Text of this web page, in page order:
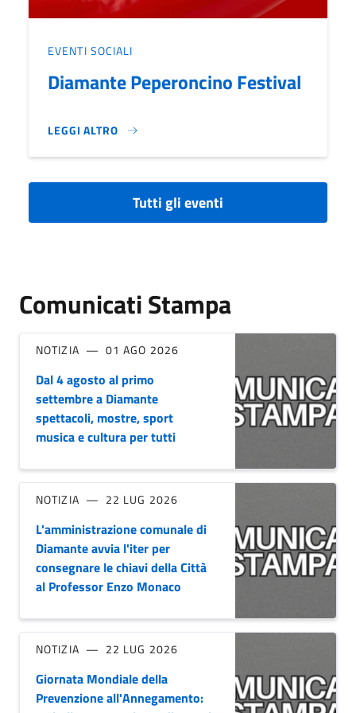
EVENTI SOCIALI
Diamante Peperoncino Festival
LEGGI ALTRO
DIAMANTE PEPERONCINO FESTIVAL}
Tutti gli eventi
Comunicati Stampa
NOTIZIA 01 AGO 2026
Dal 4 agosto al primo
settembre a Diamante
spettacoli, mostre, sport
musica e cultura per tutti
NOTIZIA 22 LUG 2026
L'amministrazione comunale di
Diamante avvia l'iter per
consegnare le chiavi della Città
al Professor Enzo Monaco
NOTIZIA 22 LUG 2026
Giornata Mondiale della
Prevenzione all'Annegamento: